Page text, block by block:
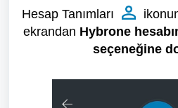
Hesap Tanımları
ekrandan Hybrone
seçeneğine